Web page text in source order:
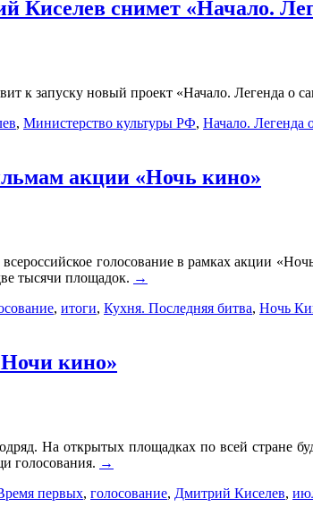
Киселев снимет «Начало.
к запуску новый проект «Начало. Легенда о
, Министерство культуры РФ, Начало. Легенда
акции «Ночь кино»
голосование в рамках акции
тысячи площадок. →
, итоги, Кухня. Последняя битва, Ночь
кино»
На открытых площадках по всей стране
голосования. →
первых, голосование, Дмитрий Киселев,